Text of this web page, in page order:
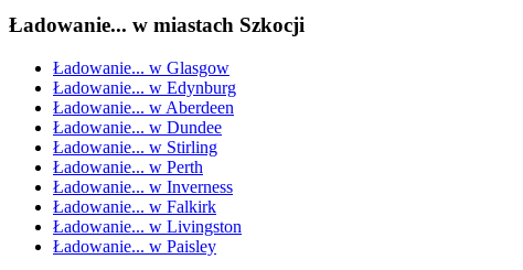
Ładowanie... w miastach Szkocji
Ładowanie... w Glasgow
Ładowanie... w Edynburg
Ładowanie... w Aberdeen
Ładowanie... w Dundee
Ładowanie... w Stirling
Ładowanie... w Perth
Ładowanie... w Inverness
Ładowanie... w Falkirk
Ładowanie... w Livingston
Ładowanie... w Paisley